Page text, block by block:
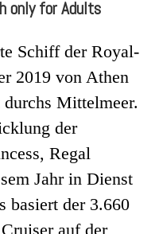
only for Adults
Schiff der Royal-
2019 von Athen
Mittelmeer.
der
Regal
Jahr in Dienst
basiert der 3.660
auf der